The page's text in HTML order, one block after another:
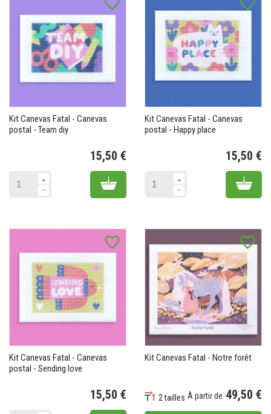
Kit Canevas Fatal - Canevas
postal - Team diy
15,50 €
Add to cart
Kit Canevas Fatal - Canevas
postal - Happy place
15,50 €
Add
favorite_border
Kit Canevas Fatal - Canevas
postal - Sending love
15,50 €
favorite_border
Kit Canevas Fatal - Notre forêt
2 tailles À partir de 49,50 €